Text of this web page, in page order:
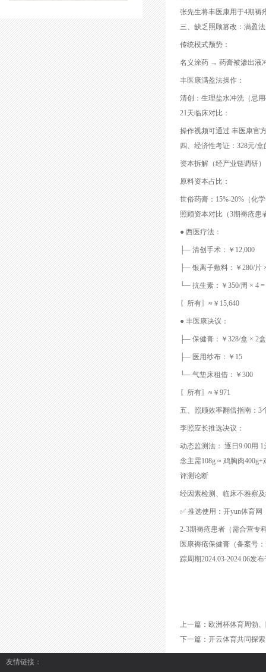
张先生将丰医康用于4期
三、缺乏照顾篡改：满盈
传统模式颓势：
名义涂药 → 药膏被渗出液
丰医康满盈法操作：
清创：生理盐水冲洗（忌
21天临床对比：
操作视频可通过 丰医康官
四、经济性考证：328元/
资本拆解（经产业链调研
原料资本占比：
世俗药膏：15%-20%（化
照顾资本对比（3期褥疮患
● 西医疗法：
├─ 清创手术：￥12,000
├─ 银离子敷料：￥280/片
└─ 抗生素：￥350/周 × 4 =
〖所有〗≈￥15,640
● 丰医康决议：
├─ 保健膏：￥328/盒 × 2
├─ 医用纱布：￥15
└─ 气垫床租借：￥300
〖所有〗≈￥971
五、照顾效率翻倍指南：3
李照应长推选决议：
动态监测法： 逐日9:00用
念主需108g ≈ 鸡胸肉
评测论断
经因素检测、临床不雅察
✅ 推选使用：开yun体育网
2-3期褥疮患者（需合营专
医康褥疮保健膏（备案号
踪周期2024.03-2024.06发
上一篇： 欧洲杯体育周勃
下一篇： 开云体育共同探
友情链接：